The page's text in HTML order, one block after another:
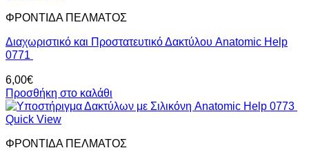
πολλαπλές
Οι
επιλογές
να
επιλεγούν
στη
σελίδα
του
προϊόντος
ΦΡΟΝΤΙΔΑ ΠΕΛΜΑΤΟΣ
Διαχωριστικό και Προστατευτικό Δακτύλου Anatomic Help
0771
6,00€
Προσθήκη στο καλάθι
Quick View
ΦΡΟΝΤΙΔΑ ΠΕΛΜΑΤΟΣ